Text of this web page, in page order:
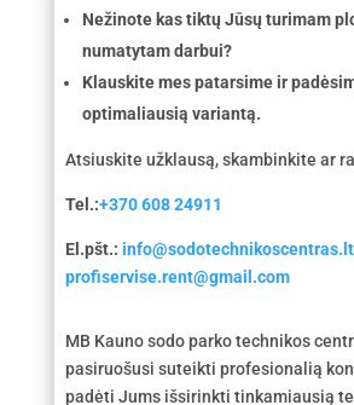
Nežinote kas tiktų Jūsų turimam
numatytam darbui?
Klauskite mes patarsime ir
optimaliausią variantą.
Atsiuskite užklausą, skambinkite ar
Tel.:+370 608 24911
El.pšt.: info@sodotechnikoscentras.lt
profiservise.rent@gmail.com
MB Kauno sodo parko technikos
pasiruošusi suteikti profesionalią
padėti Jums išsirinkti tinkamiausią